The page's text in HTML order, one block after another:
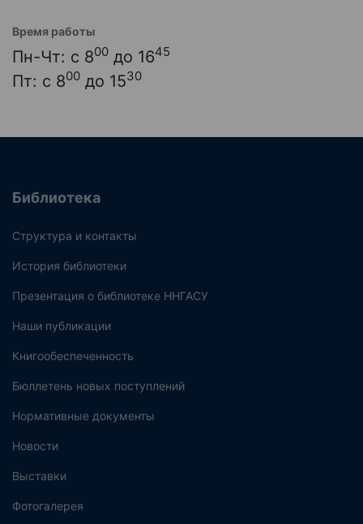
Время работы
Пн-Чт: с 800 до 1645
Пт: с 800 до 1530
Библиотека
Структура и контакты
История библиотеки
Презентация о библиотеке ННГАСУ
Наши публикации
Книгообеспеченность
Бюллетень новых поступлений
Нормативные документы
Новости
Выставки
Фотогалерея